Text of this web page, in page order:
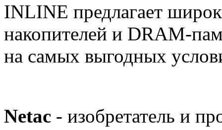
INLINE предлагает
накопителей и DRAM-
на самых выгодных
Netac - изобретатель и